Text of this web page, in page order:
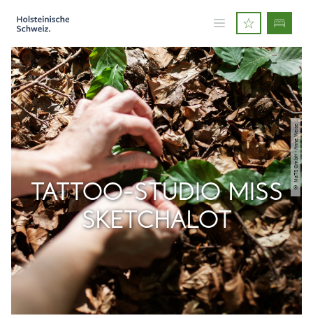
© MaTS GmbH - Anne Weise
TATTOO-STUDIO MISS
SKETCHALOT